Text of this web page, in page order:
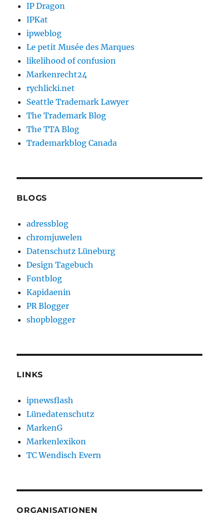
IP Dragon
IPKat
ipweblog
Le petit Musée des Marques
likelihood of confusion
Markenrecht24
rychlicki.net
Seattle Trademark Lawyer
The Trademark Blog
The TTA Blog
Trademarkblog Canada
BLOGS
adressblog
chromjuwelen
Datenschutz Lüneburg
Design Tagebuch
Fontblog
Kapidaenin
PR Blogger
shopblogger
LINKS
ipnewsflash
Lünedatenschutz
MarkenG
Markenlexikon
TC Wendisch Evern
ORGANISATIONEN